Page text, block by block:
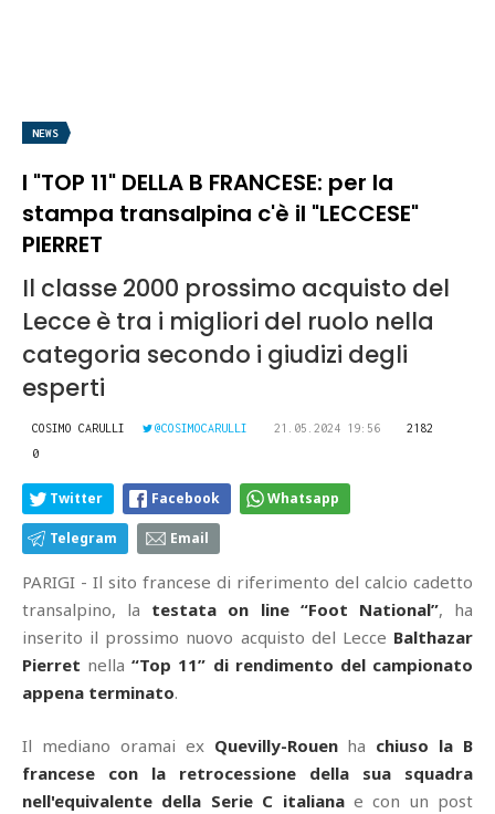
NEWS
I "TOP 11" DELLA B FRANCESE: per la
stampa transalpina c'è il "LECCESE"
PIERRET
Il classe 2000 prossimo acquisto del
Lecce è tra i migliori del ruolo nella
categoria secondo i giudizi degli
esperti
COSIMO CARULLI @COSIMOCARULLI 21.05.2024 19:56
2182
0
Twitter Facebook Whatsapp
Telegram Email
PARIGI - Il sito francese di riferimento del calcio cadetto
transalpino, la testata on line “Foot National”, ha
inserito il prossimo nuovo acquisto del Lecce Balthazar
Pierret nella“Top 11” di rendimento del campionato
appena terminato.
Il mediano oramai ex Quevilly-Rouenha chiuso la B
francese con la retrocessione della sua squadra
nell'equivalente della Serie C italianae con un post